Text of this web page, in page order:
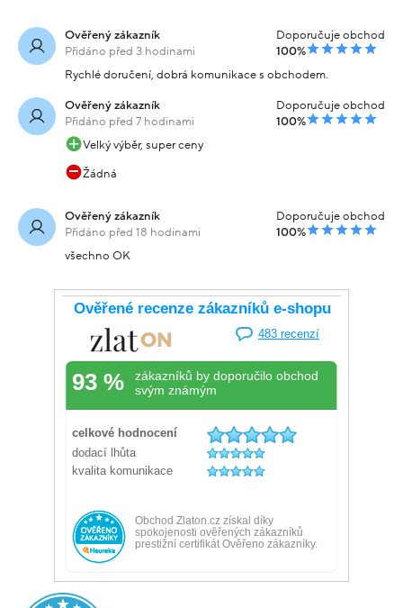
Ověřený zákazník
Přidáno před 3 hodinami
Doporučuje obchod
100%
Rychlé doručení, dobrá komunikace s obchodem.
Ověřený zákazník
Přidáno před 7 hodinami
Doporučuje obchod
100%
Velký výběr, super ceny
Žádná
Ověřený zákazník
Přidáno před 18 hodinami
Doporučuje obchod
100%
všechno OK